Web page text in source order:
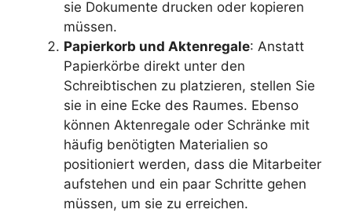
sie Dokumente drucken oder kopieren
müssen.
Papierkorb und Aktenregale: Anstatt
Papierkörbe direkt unter den
Schreibtischen zu platzieren, stellen Sie
sie in eine Ecke des Raumes. Ebenso
können Aktenregale oder Schränke mit
häufig benötigten Materialien so
positioniert werden, dass die Mitarbeiter
aufstehen und ein paar Schritte gehen
müssen, um sie zu erreichen.